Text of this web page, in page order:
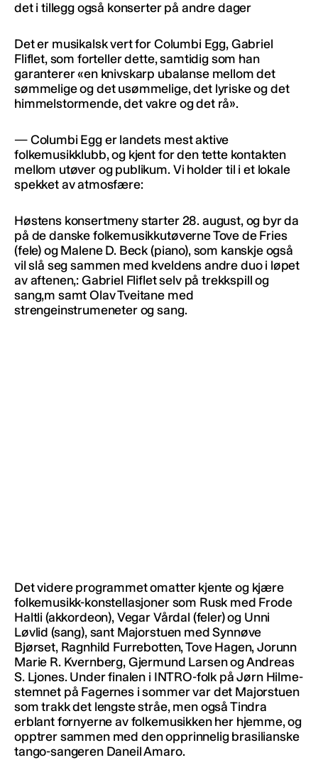
det i tillegg også konserter på andre dager
Det er musikalsk vert for Columbi Egg, Gabriel
Fliflet, som forteller dette, samtidig som han
garanterer «en knivskarp ubalanse mellom det
sømmelige og det usømmelige, det lyriske og det
himmelstormende, det vakre og det rå».
— Columbi Egg er landets mest aktive
folkemusikklubb, og kjent for den tette kontakten
mellom utøver og publikum. Vi holder til i et lokale
spekket av atmosfære:
Høstens konsertmeny starter 28. august, og byr da
på de danske folkemusikkutøverne Tove de Fries
(fele) og Malene D. Beck (piano), som kanskje også
vil slå seg sammen med kveldens andre duo i løpet
av aftenen,: Gabriel Fliflet selv på trekkspill og
sang,m samt Olav Tveitane med
strengeinstrumeneter og sang.
Det videre programmet omatter kjente og kjære
folkemusikk-konstellasjoner som Rusk med Frode
Haltli (akkordeon), Vegar Vårdal (feler) og Unni
Løvlid (sang), sant Majorstuen med Synnøve
Bjørset, Ragnhild Furrebotten, Tove Hagen, Jorunn
Marie R. Kvernberg, Gjermund Larsen og Andreas
S. Ljones. Under finalen i INTRO-folk på Jørn Hilme-
stemnet på Fagernes i sommer var det Majorstuen
som trakk det lengste stråe, men også Tindra
erblant fornyerne av folkemusikken her hjemme, og
opptrer sammen med den opprinnelig brasilianske
tango-sangeren Daneil Amaro.